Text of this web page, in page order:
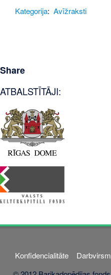
Kategorija: Avīžraksti
Share
ATBALSTĪTĀJI:
Konfidencialitāte